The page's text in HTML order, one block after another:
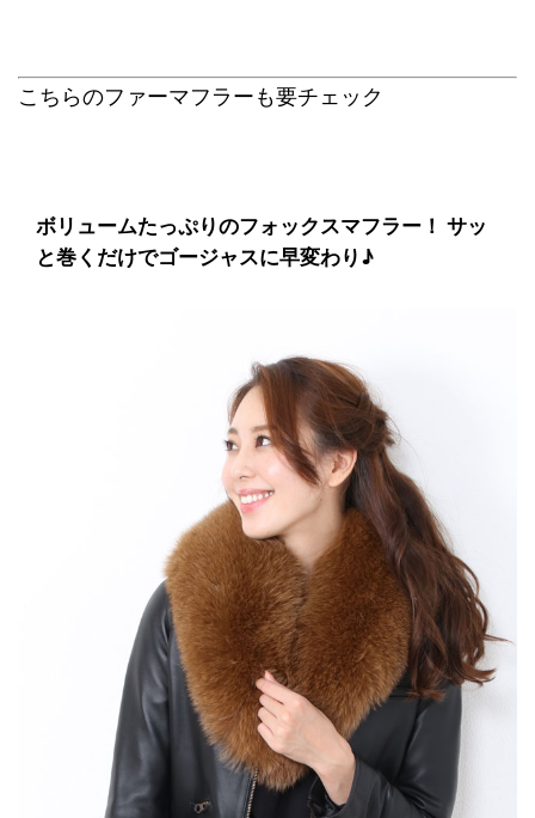
こちらのファーマフラーも要チェック
ボリュームたっぷりのフォックスマフラー！ サッ
と巻くだけでゴージャスに早変わり♪